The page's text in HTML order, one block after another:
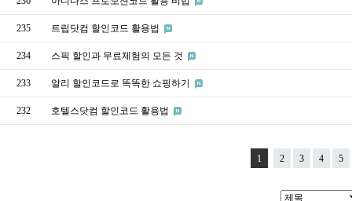
235 트립닷컴 할인코드 활용법
234 스픽 할인과 무료체험의 모든 것
233 알리 할인코드로 똑똑한 쇼핑하기
232 호텔스닷컴 할인코드 활용법
1 2 3 4 5